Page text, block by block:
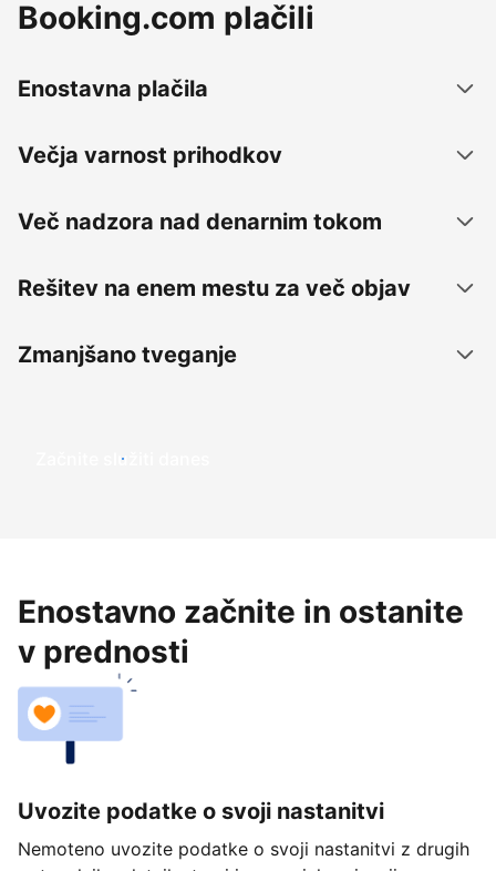
Booking.com plačili
Enostavna plačila
Večja varnost prihodkov
Več nadzora nad denarnim tokom
Rešitev na enem mestu za več objav
Zmanjšano tveganje
Začnite služiti danes
Enostavno začnite in ostanite
v prednosti
Uvozite podatke o svoji nastanitvi
Nemoteno uvozite podatke o svoji nastanitvi z drugih